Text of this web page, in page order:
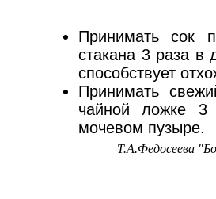
Принимать сок
стакана 3 раза в
способствует
Принимать
чайной ложке
мочевом пузыре.
Т.А.Федосеева